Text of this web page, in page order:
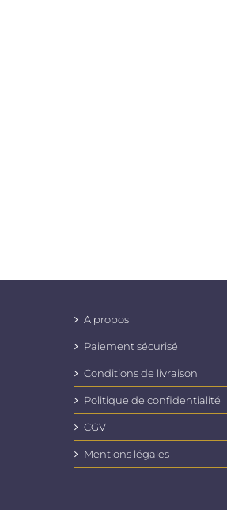
A propos
Paiement sécurisé
Conditions de livraison
Politique de confidentialité
CGV
Mentions légales